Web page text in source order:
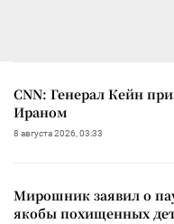
CNN: Генерал Кейн
Ираном
8 августа 2026, 03:33
Мирошник заявил о
якобы похищенных